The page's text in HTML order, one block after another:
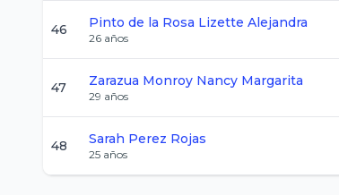
46 Pinto de la Rosa Lizette Alejandra
26 años
47 Zarazua Monroy Nancy Margarita
29 años
48 Sarah Perez Rojas
25 años